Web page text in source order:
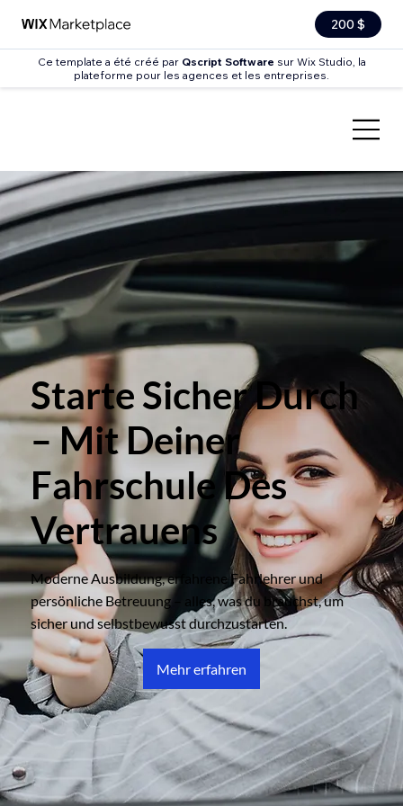
200 $
Ce template a été créé par Qscript Software sur Wix Studio, la
plateforme pour les agences et les entreprises.